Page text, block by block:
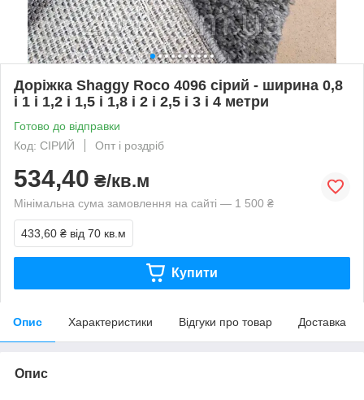
Доріжка Shaggy Roco 4096 сірий - ширина 0,8
і 1 і 1,2 і 1,5 і 1,8 і 2 і 2,5 і 3 і 4 метри
Готово до відправки
Код: СІРИЙ
Опт і роздріб
534,40 ₴/кв.м
Мінімальна сума замовлення на сайті — 1 500 ₴
433,60 ₴ від 70 кв.м
Купити
Опис Характеристики Відгуки про товар Доставка
Опис